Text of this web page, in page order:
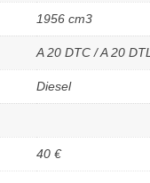
1956 cm3
A 20 DTC / A 20 DTL
Diesel
40 €